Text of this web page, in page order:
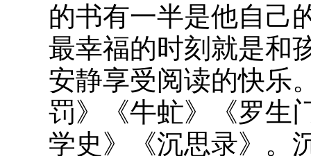
的书有一半是他自己
最幸福的时刻就是和
安静享受阅读的快乐
罚》《牛虻》《罗生
学史》《沉思录》。